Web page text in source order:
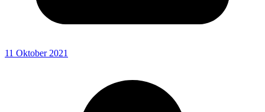
11 Oktober 2021